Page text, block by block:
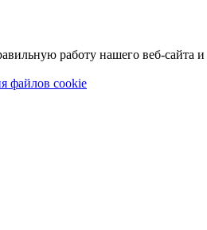
работу нашего веб-сайта и
файлов cookie